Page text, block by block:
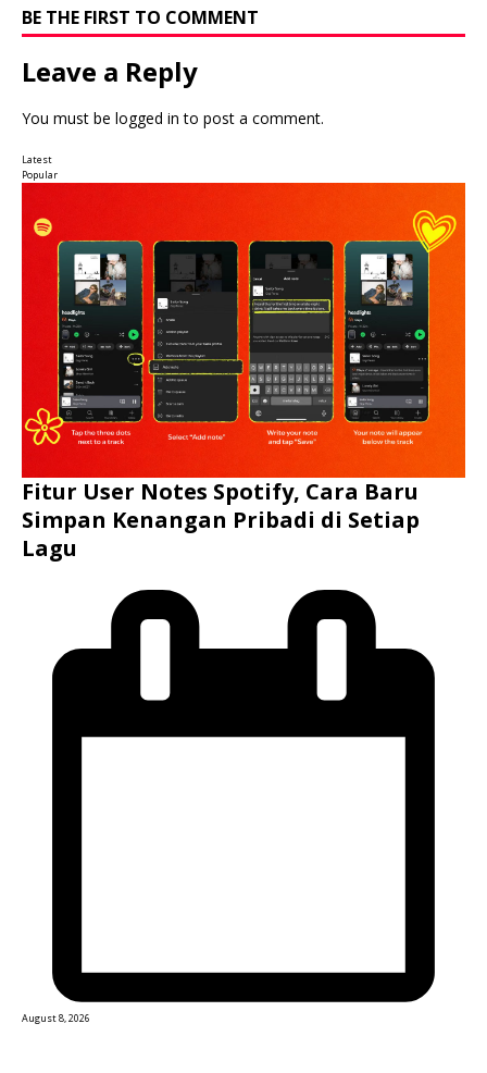
BE THE FIRST TO COMMENT
Leave a Reply
You must be logged in to post a comment.
Latest
Popular
Fitur User Notes Spotify, Cara Baru
Simpan Kenangan Pribadi di Setiap
Lagu
August 8, 2026